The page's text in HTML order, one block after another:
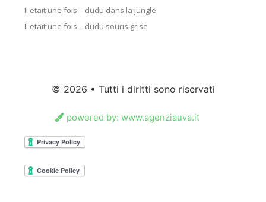
Il etait une fois – dudu dans la jungle
Il etait une fois – dudu souris grise
© 2026 • Tutti i diritti sono riservati
powered by: www.agenziauva.it